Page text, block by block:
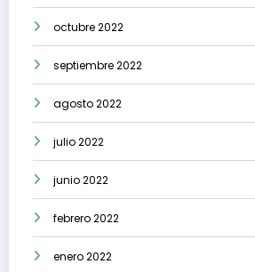
octubre 2022
septiembre 2022
agosto 2022
julio 2022
junio 2022
febrero 2022
enero 2022